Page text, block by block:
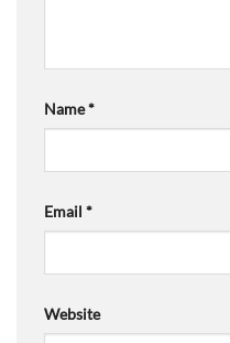
Name*
Email *
Website